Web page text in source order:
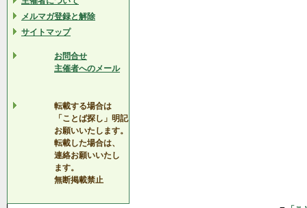
メルマガ登録と解除
サイトマップ
お問合せ
主催者へのメール
転載する場合は
「ことば探し」明記
お願いいたします。
転載した場合は、
連絡お願いいたし
ます。
無断掲載禁止